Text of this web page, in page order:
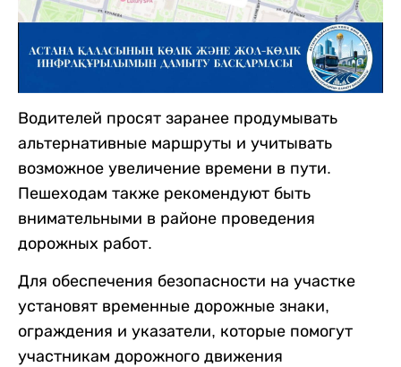
Водителей просят заранее продумывать
альтернативные маршруты и учитывать
возможное увеличение времени в пути.
Пешеходам также рекомендуют быть
внимательными в районе проведения
дорожных работ.
Для обеспечения безопасности на участке
установят временные дорожные знаки,
ограждения и указатели, которые помогут
участникам дорожного движения